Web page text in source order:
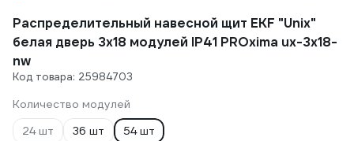
Распределительный навесной щит EKF "Unix"
белая дверь 3х18 модулей IP41 PROxima ux-3x18-
nw
Код товара: 25984703
Количество модулей
24 шт
36 шт 54 шт